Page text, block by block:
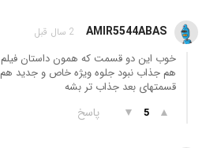
AMIR5544ABAS 2 سال قبل
خوب این دو قسمت که همون داستان فیلم
هم جذاب نبود جلوه ویژه خاص و جدید هم
قسمتهای بعد جذاب تر بشه
▲
5
▼ پاسخ